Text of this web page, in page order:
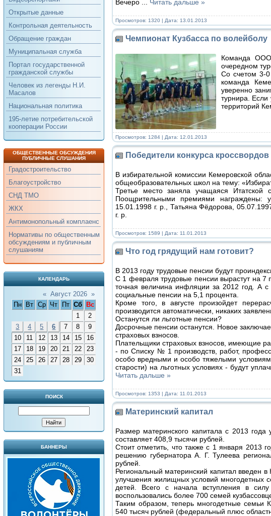
Открытые данные
Контрольная деятельность
Обращение граждан
Муниципальная служба
Портал государственной
гражданской службы
Человек из легенды Н.И.
Масалов
Национальная политика
195-летие потребительской
кооперации России
ОБЩЕСТВЕННЫЕ ОБСУЖДЕНИЯ
ПУБЛИЧНЫЕ СЛУШАНИЯ
Градостроительство
Благоустройство
СНД ТМО
ЖКХ
Антимонопольный комплаенс
Нормативы по общественным
обсуждениям и публичным
слушаниям
КАЛЕНДАРЬ
« Август 2026 »
Пн
Вт Ср Чт Пт Сб
Вс
1
2
3
4 5 6 7 8
9
10
11 12 13 14 15
16
17
18 19 20 21 22
23
24
25 26 27 28 29
30
31
ПОИСК
БАННЕРЫ
Вечеро
Читать дальше »
Просмотров: 1320 | Дата: 13.01.2013
Чемпионат Кузбасса по волейболу
Команда ООО
очередном
Со счетом 3-
команда
уверенно
турнира. Если
территорий
Просмотров: 1284 | Дата: 12.01.2013
Победители конкурса кроссвордов
В избирательной комиссии Кемеровской
общеобразовательных школ на тему:
Третье место заняла учащаяся Итатской
Поощрительными премиями
15.01.1998 г. р., Татьяна Фёдорова,
г. р.
Просмотров: 1589 | Дата: 11.01.2013
Что год грядущий нам готовит?
В 2013 году трудовые пенсии будут
С 1 февраля трудовые пенсии вырастут на 7
точная величина инфляции за 2012 год. А
социальные пенсии на 5,1 процента.
Кроме того, в августе произойдет
производится автоматически, никаких
Останутся ли льготные пенсии?
Досрочные пенсии останутся. Новое
страховых взносов.
Плательщики страховых взносов, имеющие
- по Списку № 1 производств, работ,
особо вредными и особо тяжелыми
старости) на льготных условиях - будут
Читать дальше »
Просмотров: 1353 | Дата: 11.01.2013
Материнский капитал
Размер материнского капитала с 2013
составляет 408,9 тысячи рублей.
Стоит отметить, что также с 1 января 2013
решению губернатора А. Г. Тулеева
рублей.
Региональный материнский капитал введен
улучшения жилищных условий многодетных
детей. Всего с начала вступления в
воспользовались более 700 семей
Таким образом, теперь многодетные семьи
540 тысяч рублей (федеральный плюс